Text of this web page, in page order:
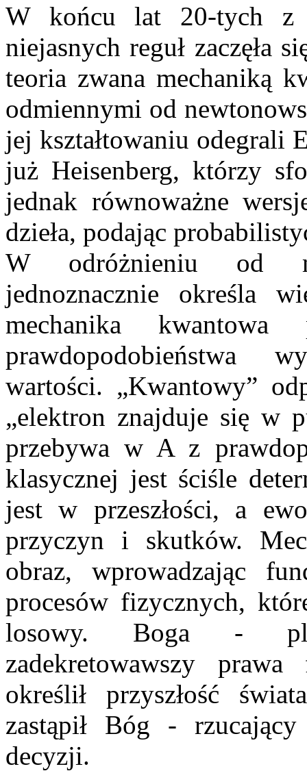
W końcu lat 20-tych z
niejasnych reguł zaczęła
teoria zwana mechaniką
odmiennymi od
jej kształtowaniu odegrali
już Heisenberg, którzy
jednak równoważne
dzieła, podając
W odróżnieniu od
jednoznacznie określa
mechanika kwantowa
prawdopodobieństwa
wartości. „Kwantowy”
„elektron znajduje się w
przebywa w A z
klasycznej jest ściśle
jest w przeszłości, a
przyczyn i skutków.
obraz, wprowadzając
procesów fizycznych,
losowy. Boga -
zadekretowawszy
określił przyszłość
zastąpił Bóg -
decyzji.